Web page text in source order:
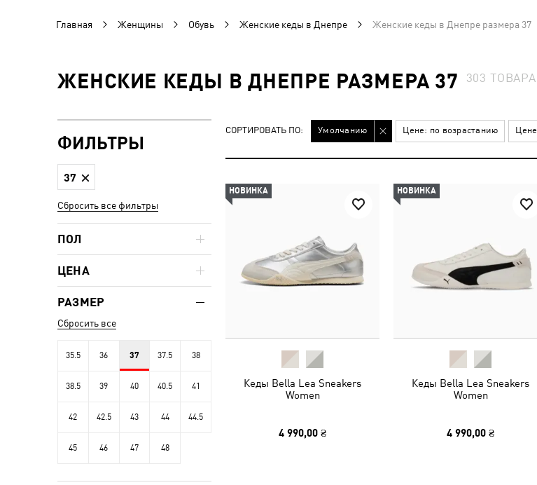
Главная Женщины Обувь Женские кеды в Днепре Женские кеды в Днепре размера 37
ЖЕНСКИЕ КЕДЫ В ДНЕПРЕ РАЗМЕРА 37 303 ТОВАРА
СОРТИРОВАТЬ ПО: Умолчанию Цене: по возрастанию
НОВИНКА
Кеды Bella Lea Sneakers
Women
4 990,00 ₴
НОВИНКА
Кеды Bella Lea Sneakers
Women
4 990,00 ₴
ФИЛЬТРЫ
37
Сбросить все фильтры
ПОЛ
ЦЕНА
РАЗМЕР
Сбросить все
35.5 36 37 37.5 38
38.5 39 40 40.5 41
42 42.5 43 44 44.5
45 46 47 48